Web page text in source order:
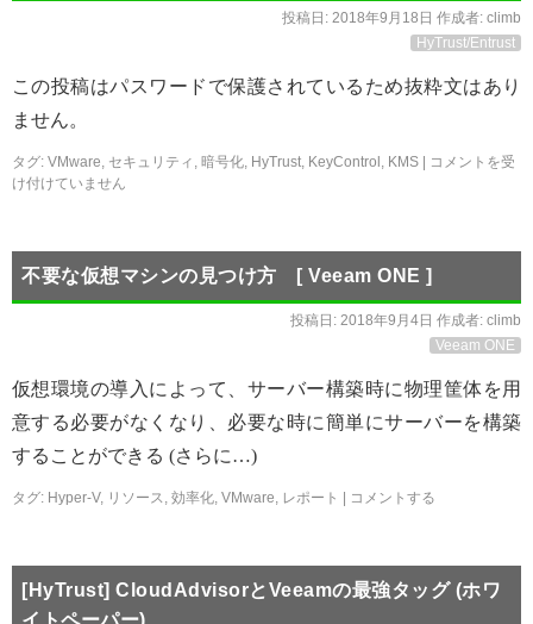
投稿日: 2018年9月18日 作成者: climb
HyTrust/Entrust
この投稿はパスワードで保護されているため抜粋文はあり
ません。
タグ: VMware, セキュリティ , 暗号化, HyTrust, KeyControl , KMS
コメントを受
け付けていません
不要な仮想マシンの見つけ方 [ Veeam ONE ]
投稿日: 2018年9月4日 作成者: climb
Veeam ONE
仮想環境の導入によって、サーバー構築時に物理筐体を用
意する必要がなくなり、必要な時に簡単にサーバーを構築
することができる (さらに…)
タグ: Hyper-V, リソース, 効率化, VMware, レポート コメントする
[HyTrust] CloudAdvisorとVeeamの最強タッグ (ホワ